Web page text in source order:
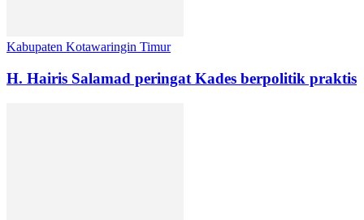
Kabupaten Kotawaringin Timur
H. Hairis Salamad peringat Kades berpolitik praktis